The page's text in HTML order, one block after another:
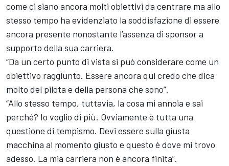
come ci siano ancora molti obiettivi da centrare ma allo
stesso tempo ha evidenziato la soddisfazione di essere
ancora presente nonostante l’assenza di sponsor a
supporto della sua carriera.
“Da un certo punto di vista si può considerare come un
obiettivo raggiunto. Essere ancora qui credo che dica
molto del pilota e della persona che sono”.
“Allo stesso tempo, tuttavia, la cosa mi annoia e sai
perché? Io voglio di più. Ovviamente è tutta una
questione di tempismo. Devi essere sulla giusta
macchina al momento giusto e questo è dove mi trovo
adesso. La mia carriera non è ancora finita”.